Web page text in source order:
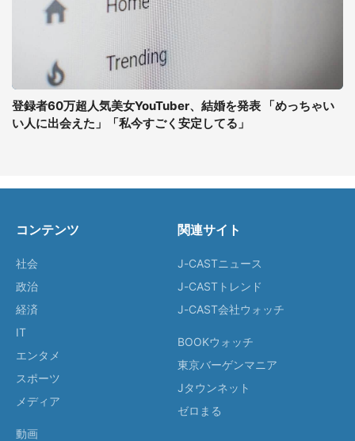
登録者60万超人気美女YouTuber、結婚を発表 「めっちゃい
い人に出会えた」「私今すごく安定してる」
コンテンツ
社会
政治
経済
IT
エンタメ
スポーツ
メディア
動画
関連サイト
J-CASTニュース
J-CASTトレンド
J-CAST会社ウォッチ
BOOKウォッチ
東京バーゲンマニア
Jタウンネット
ゼロまる